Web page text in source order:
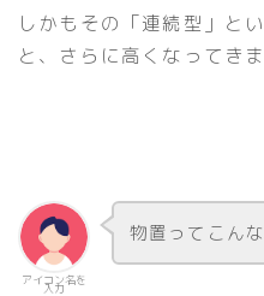
しかもその「連続型」と
と、さらに高くなってきま
アイコン名を
入力
物置ってこん